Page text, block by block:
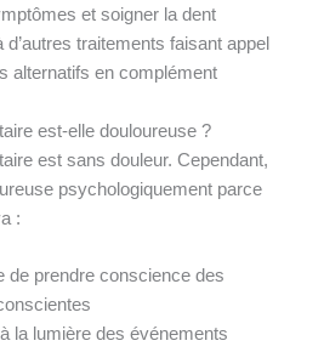
et soigner la dent
d’autres traitements faisant appel
alternatifs en complément
est-elle douloureuse ?
est sans douleur. Cependant,
psychologiquement parce
:
de prendre conscience des
la lumière des événements